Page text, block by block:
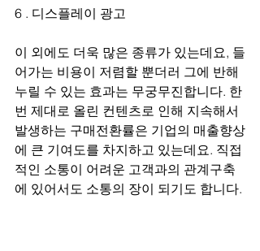
6 . 디스플레이 광고
이 외에도 더욱 많은 종류가 있는데요, 들
어가는 비용이 저렴할 뿐더러 그에 반해
누릴 수 있는 효과는 무궁무진합니다. 한
번 제대로 올린 컨텐츠로 인해 지속해서
발생하는 구매전환률은 기업의 매출향상
에 큰 기여도를 차지하고 있는데요. 직접
적인 소통이 어려운 고객과의 관계구축
에 있어서도 소통의 장이 되기도 합니다.